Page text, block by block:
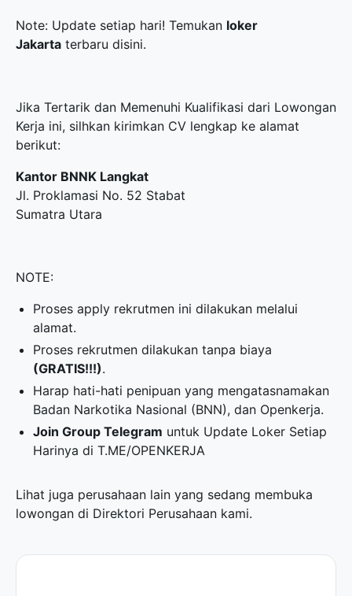
Note: Update setiap hari! Temukan loker
Jakarta terbaru disini.
Jika Tertarik dan Memenuhi Kualifikasi dari Lowongan
Kerja ini, silhkan kirimkan CV lengkap ke alamat
berikut:
Kantor BNNK Langkat
Jl. Proklamasi No. 52 Stabat
Sumatra Utara
NOTE:
Proses apply rekrutmen ini dilakukan melalui
alamat.
Proses rekrutmen dilakukan tanpa biaya
(GRATIS!!!).
Harap hati-hati penipuan yang mengatasnamakan
Badan Narkotika Nasional (BNN), dan Openkerja.
Join Group Telegram untuk Update Loker Setiap
Harinya diT.ME/OPENKERJA
Lihat juga perusahaan lain yang sedang membuka
lowongan di Direktori Perusahaan kami.